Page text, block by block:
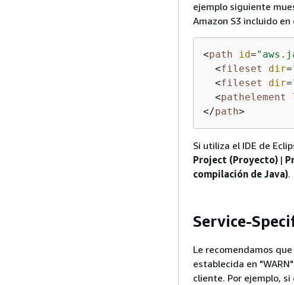
ejemplo siguiente
Amazon S3 incluido en
<path id=
<fileset dir=
<fileset dir=
<pathelement
</path>
Si utiliza el IDE de
Project (Proyecto) |
compilación de Java).
Service-
Le recomendamos
establecida en
cliente. Por ejemplo,